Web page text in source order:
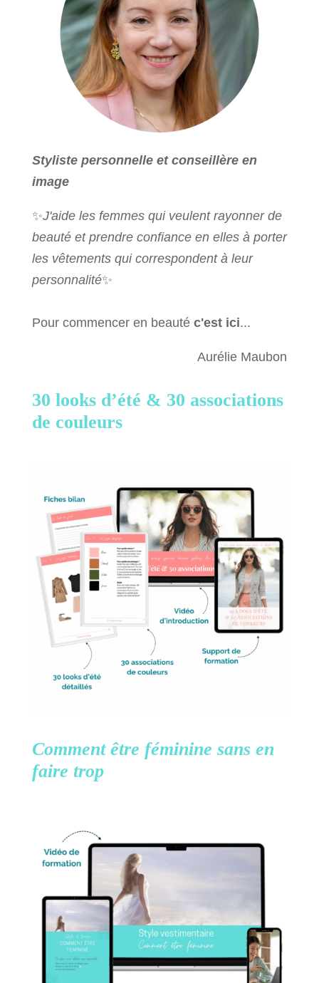
Styliste personnelle et conseillère en
image
✨J'aide les femmes qui veulent rayonner de
beauté et prendre confiance en elles à porter
les vêtements qui correspondent à leur
personnalité✨
Pour commencer en beauté c'est ici...
Aurélie Maubon
30 looks d’été & 30 associations
de couleurs
Comment être féminine sans en
faire trop